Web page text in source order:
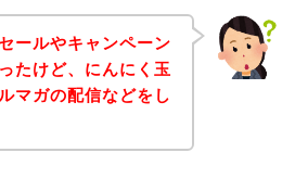
ールやキャンペーン
たけど、にんにく玉
マガの配信などをし